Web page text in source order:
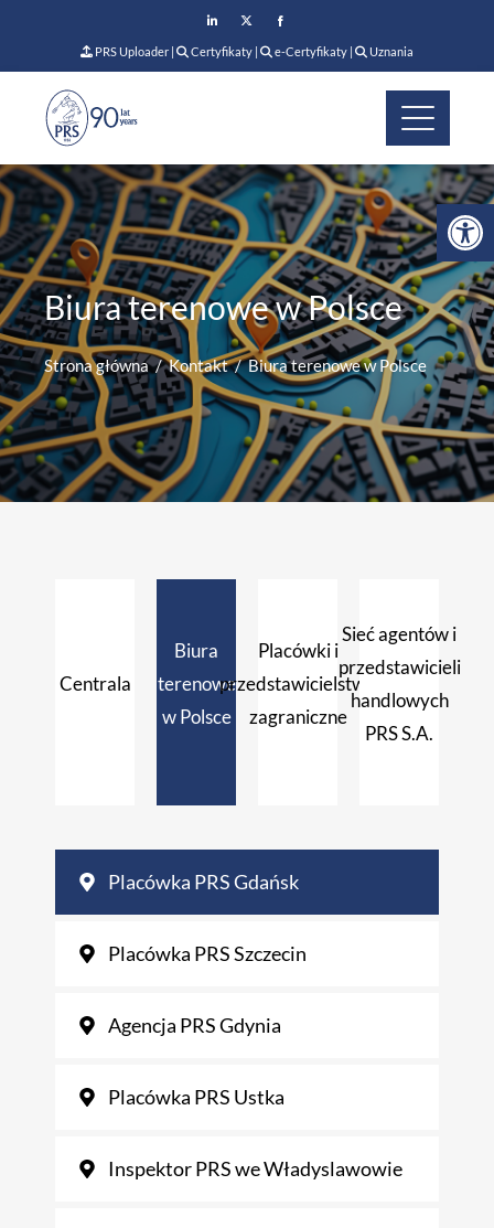
PRS Uploader | Certyfikaty | e-Certyfikaty | Uznania
Biura terenowe w Polsce
Strona główna Kontakt Biura terenowe w Polsce
Centrala
Biura
terenowe
w Polsce
Placówki i
przedstawicielstwa
zagraniczne
Sieć agentów i
przedstawicieli
handlowych
PRS S.A.
Placówka PRS Gdańsk
Placówka PRS Szczecin
Agencja PRS Gdynia
Placówka PRS Ustka
Inspektor PRS we Władyslawowie